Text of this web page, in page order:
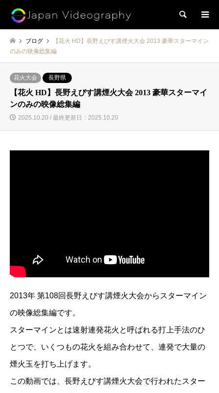
検索
ブログ
【花火 HD】長野えびす講煙火大会 2013 豪華スターマイン
のみの映像総集編
花火大会 長野県
【花火 HD】長野えびす講煙火大会 2013 豪華スターマイ
ンのみの映像総集編
2025.10.20 / 最終更新日：2025.10.20
2013年 第108回長野えびす講煙火大会からスターマイン
の映像総集編です。
スターマインとは速射連発花火と呼ばれる打上手法のひ
とつで、いくつもの花火を組み合わせて、連発で大量の
煙火玉を打ち上げます。
この動画では、長野えびす講煙火大会で行われたスター